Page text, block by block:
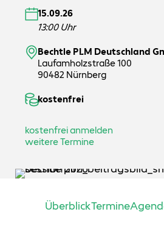
15.09.26
13:00 Uhr
Bechtle PLM Deutschland
Laufamholzstraße 100
90482 Nürnberg
kostenfrei
kostenfrei anmelden
weitere Termine
ÜberblickTermine